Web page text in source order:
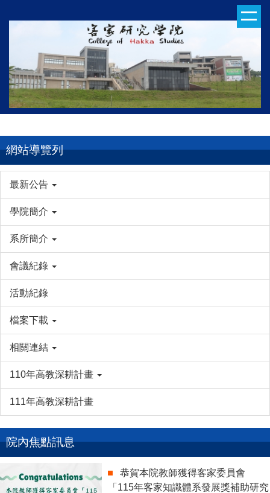
到
內
容
區
網站導覽列
最新公告
學院簡介
系所簡介
會議紀錄
活動紀錄
檔案下載
相關連結
110年高教深耕計畫
111年高教深耕計畫
院內焦點訊息
恭賀本院教師獲得客家委員會
「115年客家知識體系發展獎補助研究